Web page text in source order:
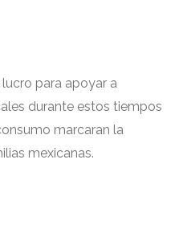
para apoyar a
durante estos tiempos
marcaran la
mexicanas.